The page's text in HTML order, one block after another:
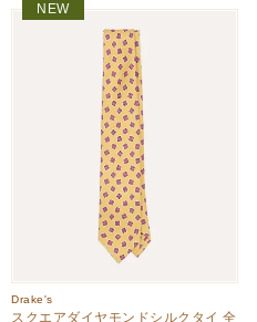
NEW
Drake's
スクエアダイヤモンドシルクタイ 全